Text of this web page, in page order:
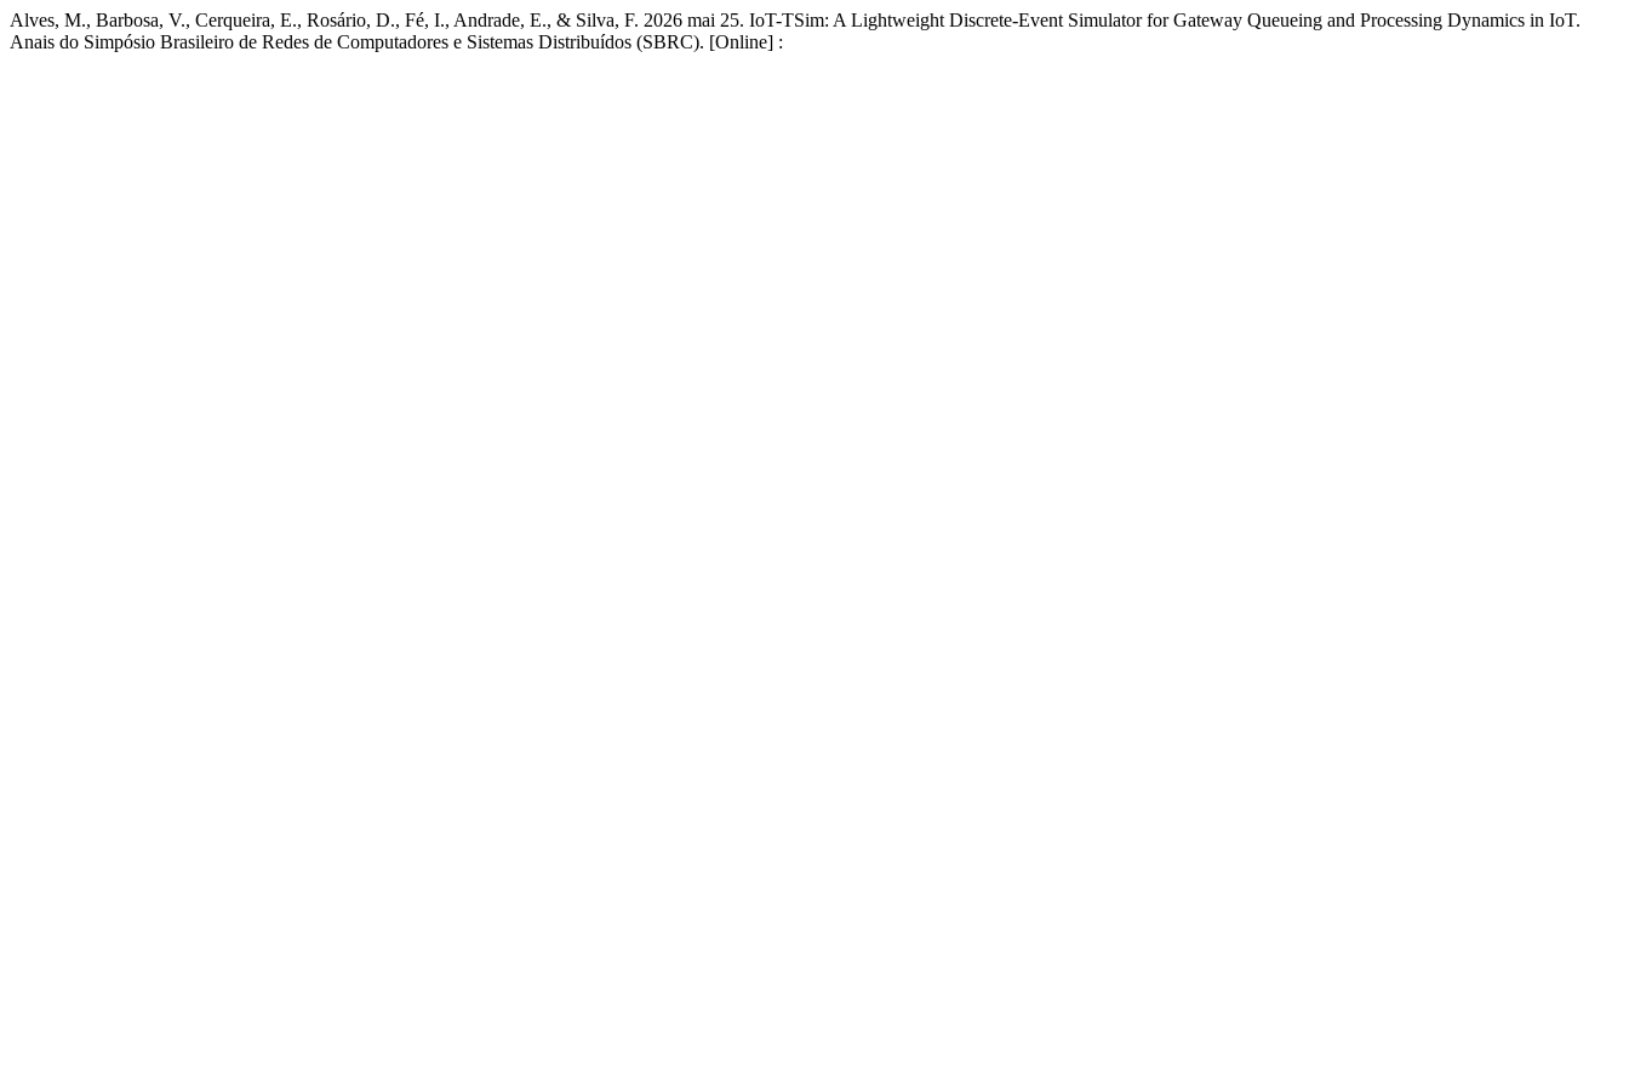
Alves, M., Barbosa, V., Cerqueira, E., Rosário, D., Fé, I., Andrade, E., & Silva, F. 2026 mai 25. IoT-TSim: A Lightweight Discrete-Event Simulator for Gateway Queueing and Processing Dynamics in IoT.
Anais do Simpósio Brasileiro de Redes de Computadores e Sistemas Distribuídos (SBRC). [Online] :